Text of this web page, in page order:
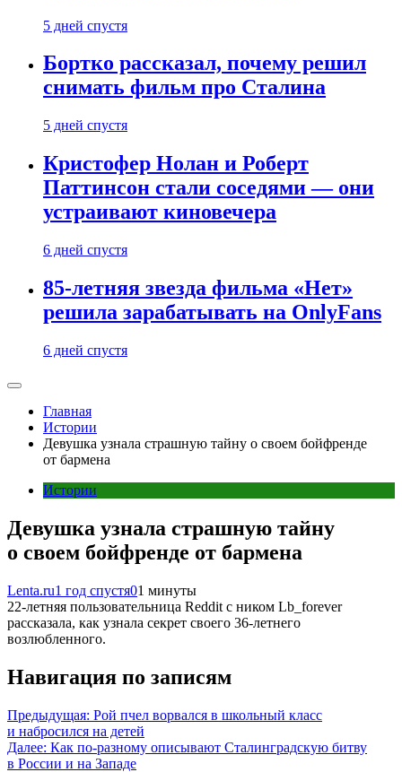
5 дней спустя
Бортко рассказал, почему решил
снимать фильм про Сталина
5 дней спустя
Кристофер Нолан и Роберт
Паттинсон стали соседями — они
устраивают киновечера
6 дней спустя
85-летняя звезда фильма «Нет»
решила зарабатывать на OnlyFans
6 дней спустя
Главная
Истории
Девушка узнала страшную тайну о своем бойфренде
от бармена
Истории
Девушка узнала страшную тайну
о своем бойфренде от бармена
Lenta.ru1 год спустя01 минуты
22-летняя пользовательница Reddit с ником Lb_forever
рассказала, как узнала секрет своего 36-летнего
возлюбленного.
Навигация по записям
Предыдущая: Рой пчел ворвался в школьный класс
и набросился на детей
Далее: Как по-разному описывают Сталинградскую битву
в России и на Западе